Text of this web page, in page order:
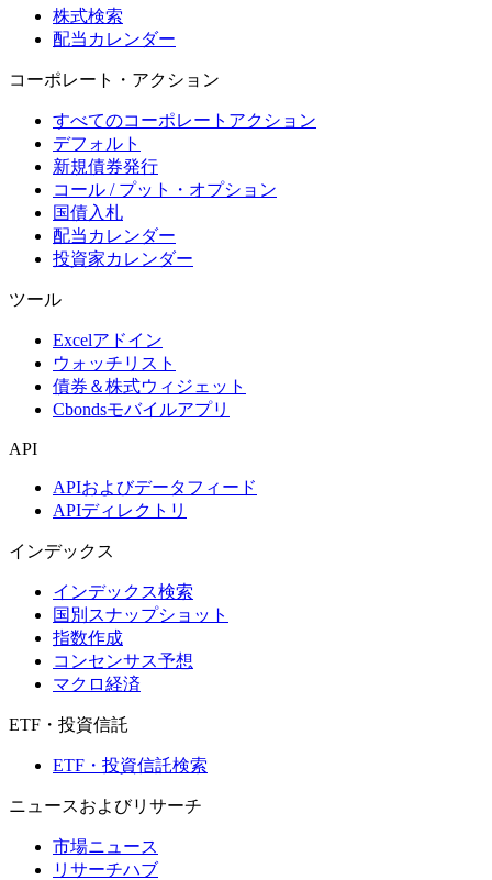
株式検索
配当カレンダー
コーポレート・アクション
すべてのコーポレートアクション
デフォルト
新規債券発行
コール / プット・オプション
国債入札
配当カレンダー
投資家カレンダー
ツール
Excelアドイン
ウォッチリスト
債券＆株式ウィジェット
Cbondsモバイルアプリ
API
APIおよびデータフィード
APIディレクトリ
インデックス
インデックス検索
国別スナップショット
指数作成
コンセンサス予想
マクロ経済
ETF・投資信託
ETF・投資信託検索
ニュースおよびリサーチ
市場ニュース
リサーチハブ